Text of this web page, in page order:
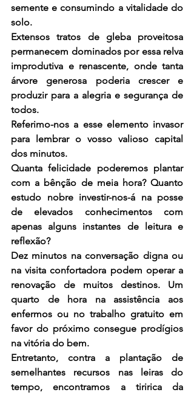
semente e consumindo a vitalidade do
solo.
Extensos tratos de gleba proveitosa
permanecem dominados por essa relva
improdutiva e renascente, onde tanta
árvore generosa poderia crescer e
produzir para a alegria e segurança de
todos.
Referimo-nos a esse elemento invasor
para lembrar o vosso valioso capital
dos minutos.
Quanta felicidade poderemos plantar
com a bênção de meia hora? Quanto
estudo nobre investir-nos-á na posse
de elevados conhecimentos com
apenas alguns instantes de leitura e
reflexão?
Dez minutos na conversação digna ou
na visita confortadora podem operar a
renovação de muitos destinos. Um
quarto de hora na assistência aos
enfermos ou no trabalho gratuito em
favor do próximo consegue prodígios
na vitória do bem.
Entretanto, contra a plantação de
semelhantes recursos nas leiras do
tempo, encontramos a tiririca da